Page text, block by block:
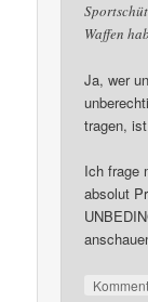
Waffen
Ja, wer
tragen,
Ich frage
absolut